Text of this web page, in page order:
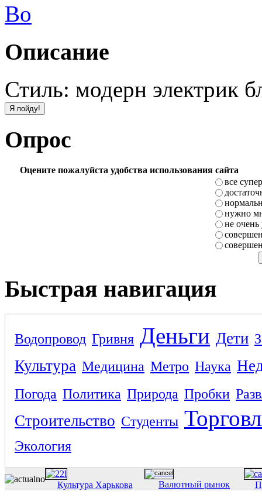
Описание
Стиль: модерн электрик
Опрос
Оцените пожалуйста удобства использования сайта
все супер
нужно
не очень
Быстрая навигация
Водопровод Гривня Деньги Дети
Культура Медицина Метро Наука
Погода Политика Природа Пробки
Строительство Студенты
Экология
Культура Харькова Валютный рынок